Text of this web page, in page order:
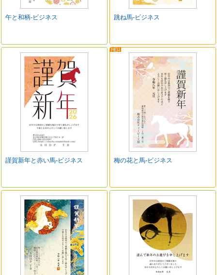
午と和柄-ビジネス 跳ね馬-ビジネス
謹賀新年と赤い馬-ビジネス 梅の花と馬-ビジネス